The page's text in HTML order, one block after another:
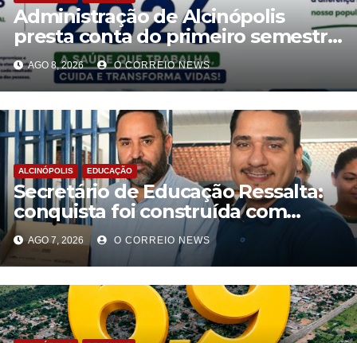
Administração de Alcinópolis
presta conta do primeiro semestre
de 2026
AGO 8, 2026 O CORREIO NEWS
ALCINÓPOLIS EDUCAÇÃO
Secretário de Educação Ressalta:
conquista foi construída com
planejamento pedagógico,
AGO 7, 2026 O CORREIO NEWS